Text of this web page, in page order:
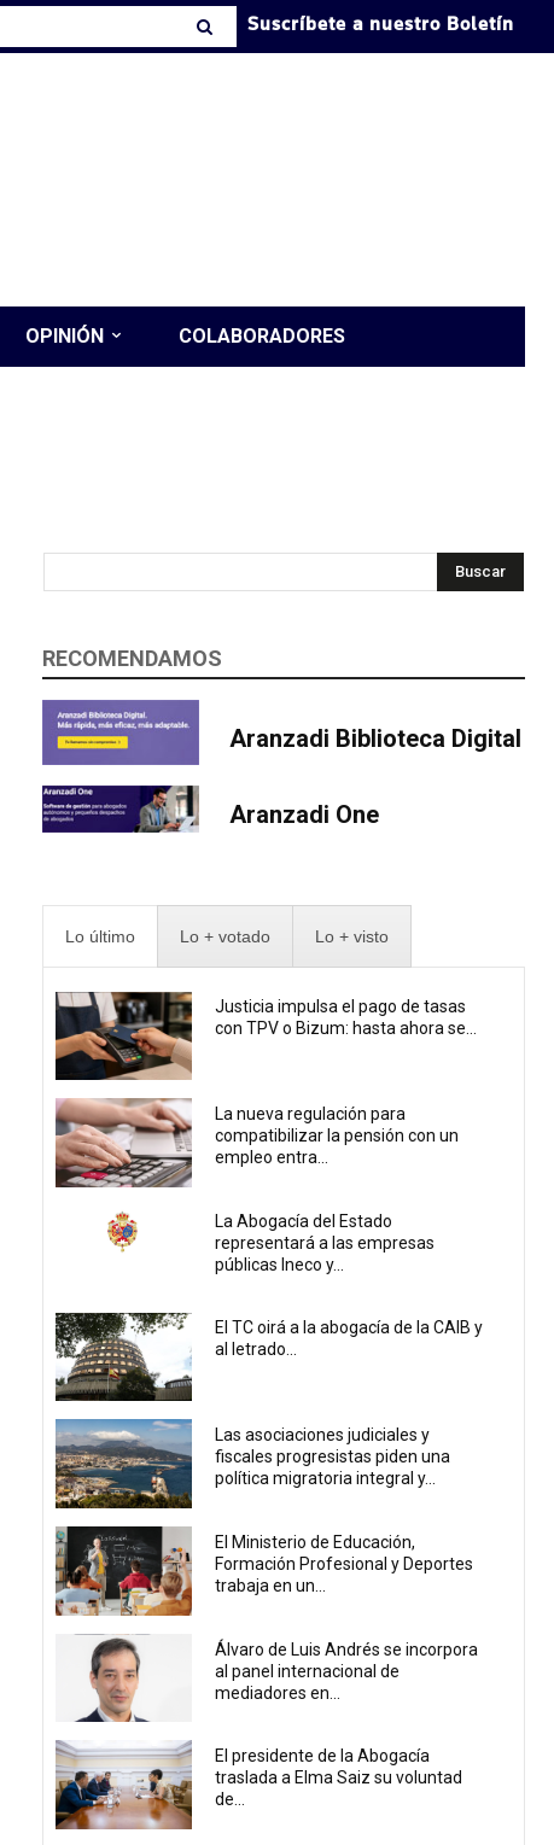
Suscríbete a nuestro Boletín
OPINIÓN COLABORADORES
Buscar
RECOMENDAMOS
Aranzadi Biblioteca Digital
Aranzadi One
Lo último Lo + votado Lo + visto
Justicia impulsa el pago de tasas
con TPV o Bizum: hasta ahora se...
La nueva regulación para
compatibilizar la pensión con un
empleo entra...
La Abogacía del Estado
representará a las empresas
públicas Ineco y...
El TC oirá a la abogacía de la CAIB y
al letrado...
Las asociaciones judiciales y
fiscales progresistas piden una
política migratoria integral y...
El Ministerio de Educación,
Formación Profesional y Deportes
trabaja en un...
Álvaro de Luis Andrés se incorpora
al panel internacional de
mediadores en...
El presidente de la Abogacía
traslada a Elma Saiz su voluntad
de...